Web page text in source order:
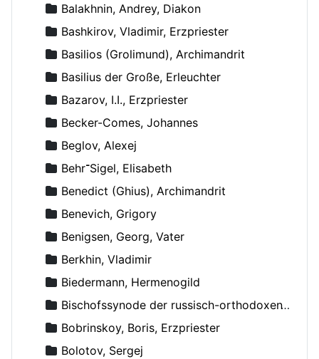
Balakhnin, Andrey, Diakon
Bashkirov, Vladimir, Erzpriester
Basilios (Grolimund), Archimandrit
Basilius der Große, Erleuchter
Bazarov, I.I., Erzpriester
Becker-Comes, Johannes
Beglov, Alexej
Behr־Sigel, Elisabeth
Benedict (Ghius), Archimandrit
Benevich, Grigory
Benigsen, Georg, Vater
Berkhin, Vladimir
Biedermann, Hermenogild
Bischofssynode der russisch-orthodoxen Kirche
Bobrinskoy, Boris, Erzpriester
Bolotov, Sergej